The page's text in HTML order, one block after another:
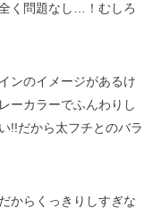
く問題なし…！むしろ
ンのイメージがあるけ
ーカラーでふんわりし
!!だから太フチとのバラ
からくっきりしすぎな